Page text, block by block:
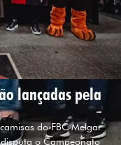
lançadas pela
do FBC Melgar
o Campeonato